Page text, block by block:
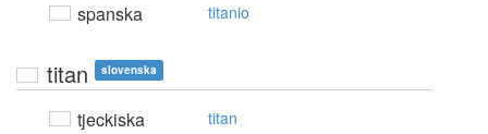
spanska titanio
titan slovenska
tjeckiska titan